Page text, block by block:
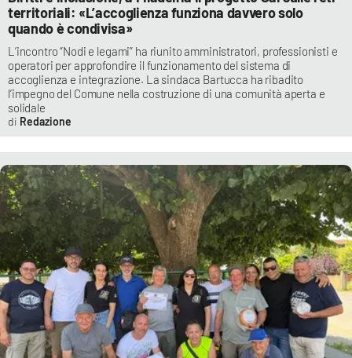
territoriali: «L’accoglienza funziona davvero solo
quando è condivisa»
L’incontro “Nodi e legami” ha riunito amministratori, professionisti e
operatori per approfondire il funzionamento del sistema di
accoglienza e integrazione. La sindaca Bartucca ha ribadito
l’impegno del Comune nella costruzione di una comunità aperta e
solidale
Redazione